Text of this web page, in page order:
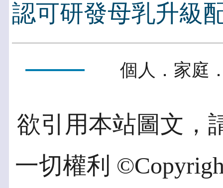
認可研發母乳升級
個人．家庭
欲引用本站圖文，
一切權利